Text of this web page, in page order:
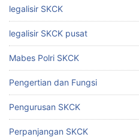
legalisir SKCK
legalisir SKCK pusat
Mabes Polri SKCK
Pengertian dan Fungsi
Pengurusan SKCK
Perpanjangan SKCK